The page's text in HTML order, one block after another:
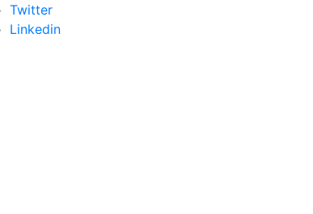
Twitter
Linkedin